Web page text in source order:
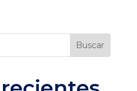
Buscar